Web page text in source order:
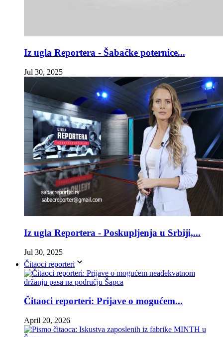
Iz ugla Reportera - Šabačke poternice...
Jul 30, 2025
Iz ugla Reportera - Poskupljenja u Srbiji,...
Jul 30, 2025
Čitaoci reporteri
Čitaoci reporteri: Prijave o mogućem...
April 20, 2026